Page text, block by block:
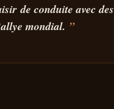
DE
de conduite avec
mondial.